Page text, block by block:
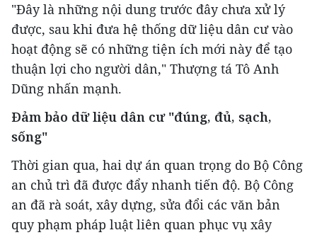
"Đây là những nội dung trước đây chưa xử lý
được, sau khi đưa hệ thống dữ liệu dân cư vào
hoạt động sẽ có những tiện ích mới này để tạo
thuận lợi cho người dân," Thượng tá Tô Anh
Dũng nhấn mạnh.
Đảm bảo dữ liệu dân cư "đúng, đủ, sạch,
sống"
Thời gian qua, hai dự án quan trọng do Bộ Công
an chủ trì đã được đẩy nhanh tiến độ. Bộ Công
an đã rà soát, xây dựng, sửa đổi các văn bản
quy phạm pháp luật liên quan phục vụ xây